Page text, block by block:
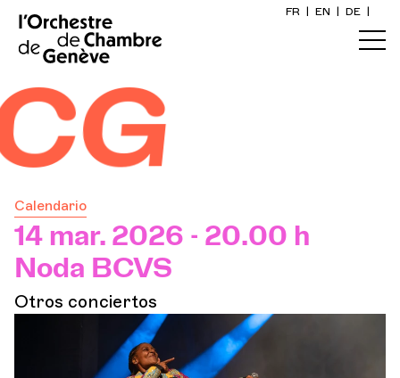
FR EN DE
Calendario
14 mar. 2026 - 20.00 h
Noda BCVS
Otros conciertos
Inicio
Calendario
Información práctica
Explore